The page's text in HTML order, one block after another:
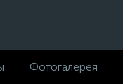
Фотогалерея